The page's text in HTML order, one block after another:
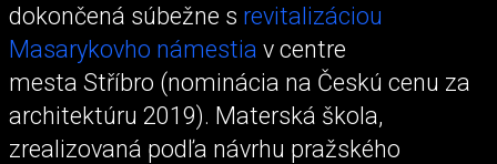
dokončená súbežne s revitalizáciou
Masarykovho námestia v centre
mesta Stříbro (nominácia na Českú cenu za
architektúru 2019). Materská škola,
zrealizovaná podľa návrhu pražského